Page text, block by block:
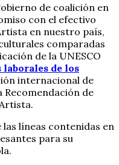
de coalición en
con el efectivo
en nuestro país,
comparadas
de la UNESCO
de los
internacional de
Recomendación de
líneas contenidas en
para su